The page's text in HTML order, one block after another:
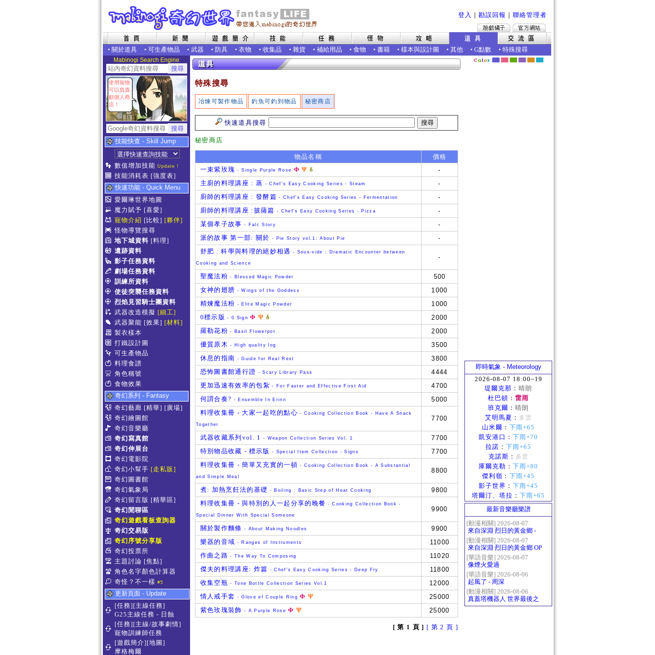
登入 ｜ 勘誤回報 ｜ 聯絡管理者
• 關於道具 • 可生產物品 • 武器 • 防具 • 衣物 • 收集品 • 雜貨 • 補給用品 • 食物 • 書籍 • 樣本與設計圖 • 其他 • G點數 • 特殊搜尋
Mabinogi Search Engine
使用寵物
可以負責
顧個人商
店！
技能快查 - Skill Jump
數值增加技能 Update !
技能消耗表 [強度表]
快速功能 - Quick Menu
愛爾琳世界地圖
魔力賦予 [喜愛]
寵物介紹 [比較] [夥伴]
怪物導覽搜尋
地下城資料 [料理]
遺跡資料
影子任務資料
劇場任務資料
訓練所資料
使徒突襲任務資料
烈焰見習騎士團資料
武器改造模擬 [細工]
武器聚能 [效果] [材料]
製衣樣本
打鐵設計圖
可生產物品
料理食譜
角色稱號
食物效果
奇幻系列 - Fantasy
奇幻藝廊 [精華] [廣場]
奇幻繪圖館
奇幻音樂廳
奇幻寫真館
奇幻伸展台
奇幻電影院
奇幻小幫手 [走私販]
奇幻圖書館
奇幻氣象局
奇幻留言版 [精華區]
奇幻閒聊區
奇幻遊戲看板查詢器
奇幻交易版
奇幻序號分享版
奇幻投票所
主題討論 [焦點]
角色名字顏色計算器
奇怪？不一樣 #5
更新頁面 - Update
[任務][主線任務]
G25主線任務 - 日蝕
[任務][主線/故事劇情]
寵物訓練師任務
[遊戲簡介][地圖]
摩格梅爾
特殊搜尋
冶煉可製作物品 釣魚可釣到物品 秘密商店
快速道具搜尋
秘密商店
物品名稱
價格
一束紫玫瑰 - Single Purple Rose Φ Ψ δ
-
主廚的料理講座 : 蒸 - Chef's Easy Cooking Series - Steam
-
廚師的料理講座 : 發酵篇 - Chef's Easy Cooking Series - Fermentation
-
廚師的料理講座 :披薩篇
- Chef's Easy Cooking Series - Pizza
-
某個孝子故事 - Falc Story
-
派的故事 第一部: 關於 - Pie Story vol.1: About Pie
-
舒肥 : 科學與料理的絕妙相遇
- Sous-vide : Dramatic Encounter between
Cooking and Science
-
聖魔法粉 - Blessed Magic Powder
500
女神的翅膀 - Wings of the Goddess
1000
精煉魔法粉 - Elite Magic Powder
1000
0標示版 - 0 Sign Φ Ψ δ
2000
羅勒花粉 - Basil Flowerpot
2000
優質原木 - High quality log
3500
休息的指南 - Guide for Real Rest
3800
恐怖圖書館通行證 - Scary Library Pass
4444
更加迅速有效率的包紮 - For Faster and Effective First Aid
4700
何謂合奏? - Ensemble In Erinn
5000
料理收集冊 - 大家一起吃的點心 - Cooking Collection Book - Have A Snack
Together
7700
武器收藏系列vol. 1 - Weapon Collection Series Vol. 1
7700
特別物品收藏 - 標示版
- Special Item Collection - Signs
7700
料理收集冊 - 簡單又充實的一頓 - Cooking Collection Book - A Substantial
and Simple Meal
8800
煮: 加熱烹飪法的基礎 - Boiling : Basic Step of Heat Cooking
9800
料理收集冊 - 與特別的人一起分享的晚餐
- Cooking Collection Book -
Special Dinner With Special Someone
9900
關於製作麵條 - About Making Noodles
9900
樂器的音域 - Ranges of Instruments
11000
作曲之路 - The Way To Composing
11020
傑夫的料理講座: 炸篇
- Chef's Easy Cooking Series - Deep Fry
11800
收集空瓶 - Tone Bottle Collection Series Vol.1
12000
情人戒手套 - Glove ef Couple Ring Φ Ψ
25000
紫色玫瑰裝飾 - A Purple RoseΦ Ψ 25000
[ 第 1 頁 ] [ 第 2 頁 ]
即時氣象 - Meteorology
2026-08-07 18:00~19
堤爾克那 ： 晴朗
杜巴頓 ： 雷雨
班克爾 ： 晴朗
艾明馬夏 ： 多雲
山米爾 ： 下雨+65
凱安港口 ： 下雨+70
拉諾 ： 下雨+65
克諾斯 ： 多雲
庫爾克勒 ： 下雨+80
傑利嶺 ： 下雨+45
影子世界 ： 下雨+45
塔爾汀、塔拉 ： 下雨+65
最新音樂廳樂譜
[動漫相關] 2026-08-07
來自深淵 烈日的黃金鄉 -
Gravity
[動漫相關] 2026-08-07
來自深淵 烈日的黃金鄉 OP
- かたち(Katachi)
[華語音樂] 2026-08-07
像煙火愛過
[華語音樂] 2026-08-06
起風了 - 周深
[動漫相關] 2026-08-06
真蓋塔機器人 世界最後之
日OP2 HEATS